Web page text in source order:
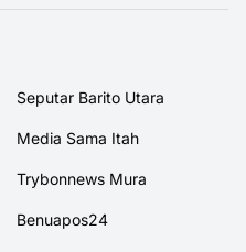
Seputar Barito Utara
Media Sama Itah
Trybonnews Mura
Benuapos24